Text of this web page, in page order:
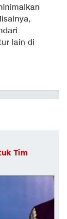
lain di
Tim